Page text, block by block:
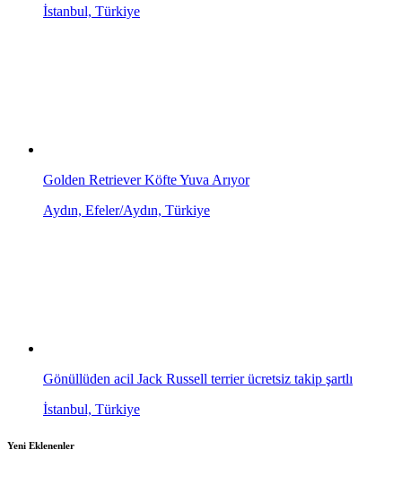
İstanbul, Türkiye
Golden Retriever Köfte Yuva Arıyor
Aydın, Efeler/Aydın, Türkiye
Gönüllüden acil Jack Russell terrier ücretsiz takip şartlı
İstanbul, Türkiye
Yeni Eklenenler